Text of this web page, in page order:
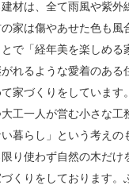
材は、全て雨風や紫外
家は傷やあせた色も風
で「経年美を楽しめる
れるような愛着のある
家づくりをしています
工一人が営む小さな工
暮らし」という考えの
り使わず自然の木だけ
くりをしております。